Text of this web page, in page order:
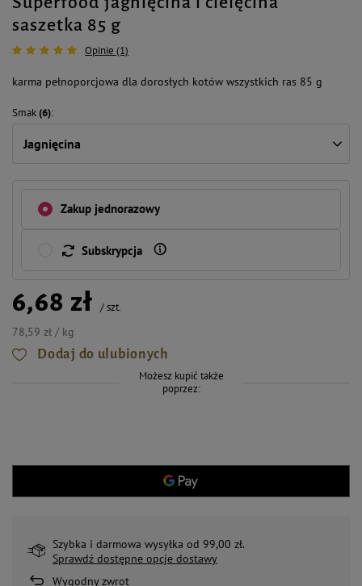
saszetka 85 g
Opinie (1)
karma pełnoporcjowa dla dorosłych kotów wszystkich ras 85 g
Smak(6)
Jagnięcina
Zakup jednorazowy
Subskrypcja
6,68 zł /szt.
78,59 zł / kg
Dodaj do ulubionych
Możesz kupić także
poprzez:
Szybka i darmowa wysyłka od 99,00 zł.
Sprawdź dostępne opcje dostawy
Wygodny zwrot